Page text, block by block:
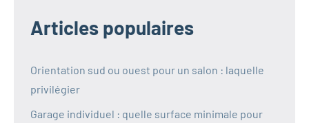
Articles populaires
Orientation sud ou ouest pour un salon : laquelle
privilégier
Garage individuel : quelle surface minimale pour